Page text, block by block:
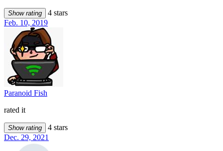
Show rating
4 stars
Feb. 10, 2019
Paranoid Fish
rated it
Show rating
4 stars
Dec. 29, 2021